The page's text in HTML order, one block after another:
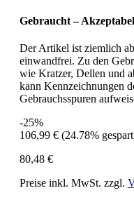
Gebraucht –
Der Artikel ist ziemlich
einwandfrei. Zu den
wie Kratzer, Dellen und
kann Kennzeichnungen
Gebrauchsspuren
-25%
106,99 € (24.78%
80,48 €
Preise inkl. MwSt. zzgl.